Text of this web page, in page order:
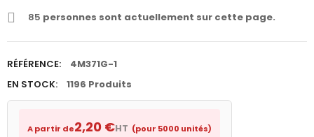
85 personnes sont actuellement sur cette page.
RÉFÉRENCE:
4M371G-1
EN STOCK:
1196 Produits
A partir de2,20 €HT (pour 5000 unités)